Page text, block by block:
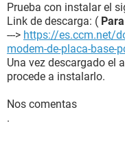
Prueba con instalar el
Link de descarga: (
---> https://es.ccm.net/
modem-de-placa-base-
Una vez descargado el
procede a instalarlo.
Nos comentas
.